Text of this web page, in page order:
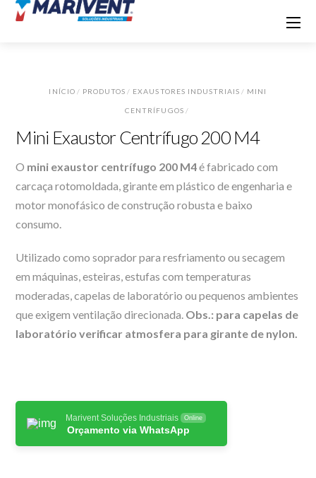
INÍCIO/ PRODUTOS / EXAUSTORES INDUSTRIAIS / MINI
CENTRÍFUGOS/
Mini Exaustor Centrífugo 200 M4
O mini exaustor centrífugo 200 M4é fabricado com
carcaça rotomoldada, girante em plástico de engenharia e
motor monofásico de construção robusta e baixo
consumo.
Utilizado como soprador para resfriamento ou secagem
em máquinas, esteiras, estufas com temperaturas
moderadas, capelas de laboratório ou pequenos ambientes
que exigem ventilação direcionada. Obs.: para capelas de
laboratório verificar atmosfera para girante de nylon.
Marivent Soluções Industriais Online
Orçamento via WhatsApp